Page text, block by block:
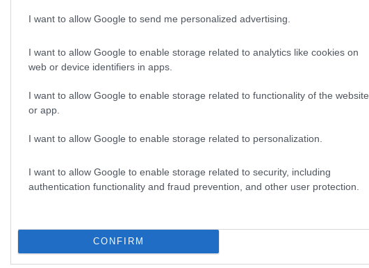
I want to allow Google to send me personalized advertising.
I want to allow Google to enable storage related to analytics like cookies on
web or device identifiers in apps.
I want to allow Google to enable storage related to functionality of the website
or app.
I want to allow Google to enable storage related to personalization.
I want to allow Google to enable storage related to security, including
authentication functionality and fraud prevention, and other user protection.
CONFIRM
«60 minutes», την οποία παρακολουθούν κάθε
τηλεθεατές
με ρεπορτάζ για την αμερικανική
ζώνες, αποτελεί έναν από τους κυριότερους στόχους
προέδρου Ντόναλντ Τραμπ κατά των
είχε προσφύγει στη δικαιοσύνη σε βάρος
την ότι είχε παραποιήσει μια συνέντευξη της
Κάμαλα Χάρις την 7η Οκτωβρίου. Κατηγορίες
“60 minutes” και το CBS News και παρατηρητές είχαν